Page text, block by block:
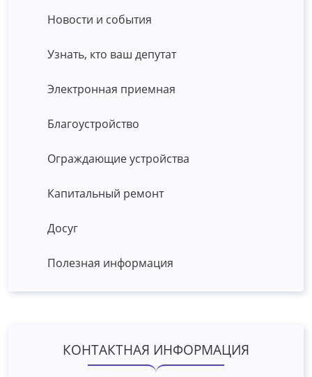
Новости и события
Узнать, кто ваш депутат
Электронная приемная
Благоустройство
Ограждающие устройства
Капитальный ремонт
Досуг
Полезная информация
КОНТАКТНАЯ ИНФОРМАЦИЯ